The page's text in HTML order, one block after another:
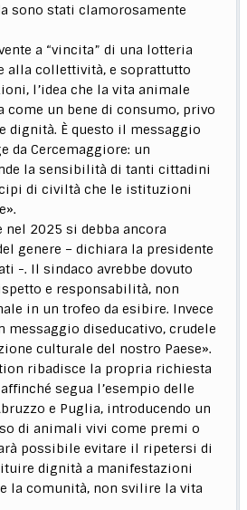
sono stati clamorosamente
a “vincita” di una lotteria
alla collettività, e soprattutto
l’idea che la vita animale
come un bene di consumo, privo
dignità. È questo il messaggio
da Cercemaggiore: un
la sensibilità di tanti cittadini
di civiltà che le istituzioni
nel 2025 si debba ancora
genere – dichiara la presidente
-. Il sindaco avrebbe dovuto
e responsabilità, non
in un trofeo da esibire. Invece
messaggio diseducativo, crudele
culturale del nostro Paese».
ribadisce la propria richiesta
segua l’esempio delle
e Puglia, introducendo un
di animali vivi come premi o
possibile evitare il ripetersi di
dignità a manifestazioni
la comunità, non svilire la vita